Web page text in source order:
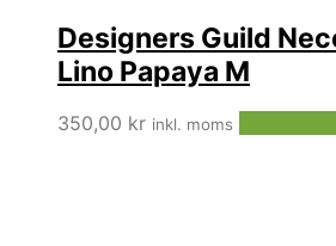
Designers Guild
Lino Papaya M
350,00 kr inkl. moms